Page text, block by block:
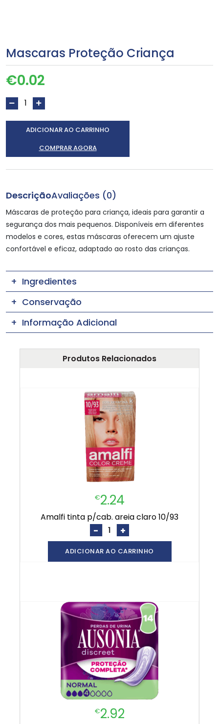
Mascaras Proteção Criança
€0.02
ADICIONAR AO CARRINHO
COMPRAR AGORA
DescriçãoAvaliações (0)
Máscaras de proteção para criança, ideais para garantir a
segurança dos mais pequenos. Disponíveis em diferentes
modelos e cores, estas máscaras oferecem um ajuste
confortável e eficaz, adaptado ao rosto das crianças.
Ingredientes
Conservação
Informação Adicional
Produtos Relacionados
€2.24
amalfi tinta p/cab. areia claro 10/93
- +
ADICIONAR AO CARRINHO
€2.92